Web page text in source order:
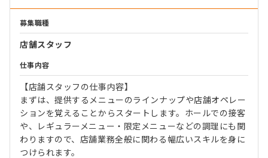
募集職種
店舗スタッフ
仕事内容
【店舗スタッフの仕事内容】
まずは、提供するメニューのラインナップや店舗オペレー
ションを覚えることからスタートします。ホールでの接客
や、レギュラーメニュー・限定メニューなどの調理にも関
わりますので、店舗業務全般に関わる幅広いスキルを身に
つけられます。